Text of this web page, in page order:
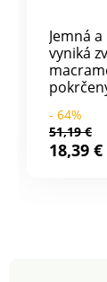
Jemná
vyniká
šnúrkou
- 64%
51,19 €
18,39 €